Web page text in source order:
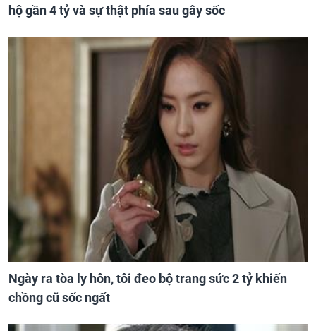
hộ gần 4 tỷ và sự thật phía sau gây sốc
Ngày ra tòa ly hôn, tôi đeo bộ trang sức 2 tỷ khiến
chồng cũ sốc ngất